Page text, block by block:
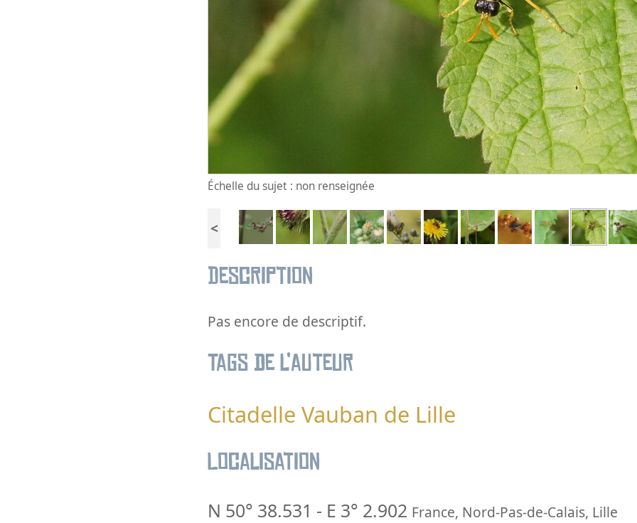
Échelle du sujet : non renseignée
<
Description
Pas encore de descriptif.
Tags de l’auteur
Citadelle Vauban de Lille
Localisation
N 50° 38.531 - E 3° 2.902 France, Nord-Pas-de-Calais, Lille